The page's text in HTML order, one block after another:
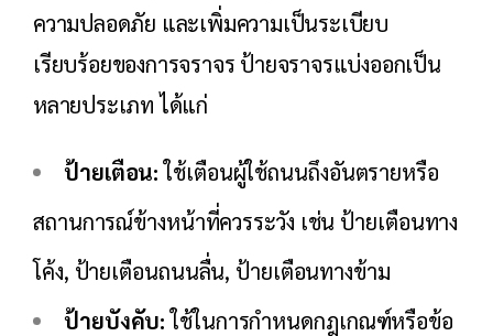
ความปลอดภัย และเพิ่มความเป็นระเบียบ
เรียบร้อยของการจราจร ป้ายจราจรแบ่งออกเป็น
หลายประเภท ได้แก่
ป้ายเตือน:ใช้เตือนผู้ใช้ถนนถึงอันตรายหรือ
สถานการณ์ข้างหน้าที่ควรระวัง เช่น ป้ายเตือนทาง
โค้ง, ป้ายเตือนถนนลื่น, ป้ายเตือนทางข้าม
ป้ายบังคับ:ใช้ในการกำหนดกฎเกณฑ์หรือข้อ